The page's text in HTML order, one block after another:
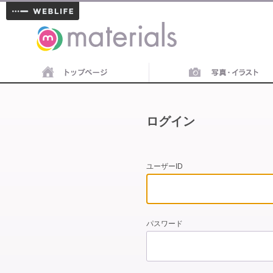
materials
ログイン
ユーザーID
パスワード